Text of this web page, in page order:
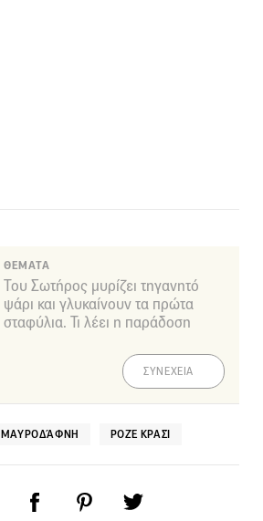
ΘΕΜΑΤΑ
Του Σωτήρος μυρίζει τηγανητό
ψάρι και γλυκαίνουν τα πρώτα
σταφύλια. Τι λέει η παράδοση
ΣΥΝΕΧΕΙΑ
ΜΑΥΡΟΔΆΦΝΗ ΡΟΖΈ ΚΡΑΣΊ